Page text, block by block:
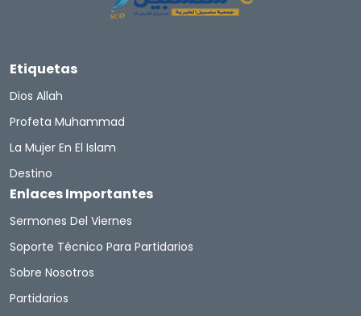
El Profeta Muhammed Coran
El Corán
Consejo Fraternal
Los Mandamientos Del Islam
La Adoración De Allah
El SHAHAADATAYN QADAA 'y QADAR
Etiquetas
Dios Allah
Profeta Muhammad
La Mujer En El Islam
Destino
Enlaces Importantes
Sermones Del Viernes
Soporte Técnico Para Partidarios
Sobre Nosotros
Partidarios